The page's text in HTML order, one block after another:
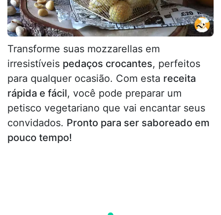
Transforme suas mozzarellas em
irresistíveis pedaços crocantes, perfeitos
para qualquer ocasião. Com esta receita
rápida e fácil, você pode preparar um
petisco vegetariano que vai encantar seus
convidados. Pronto para ser saboreado em
pouco tempo!